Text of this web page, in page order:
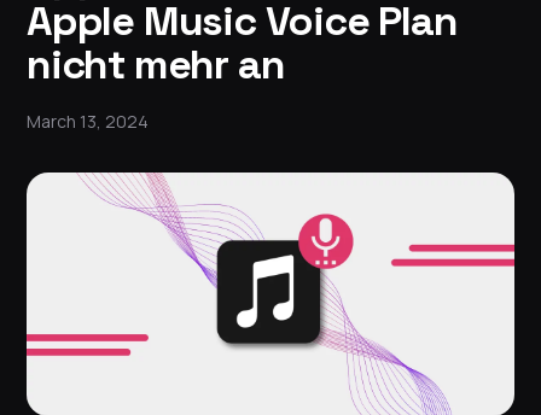
Apple Music Voice Plan
nicht mehr an
March 13, 2024